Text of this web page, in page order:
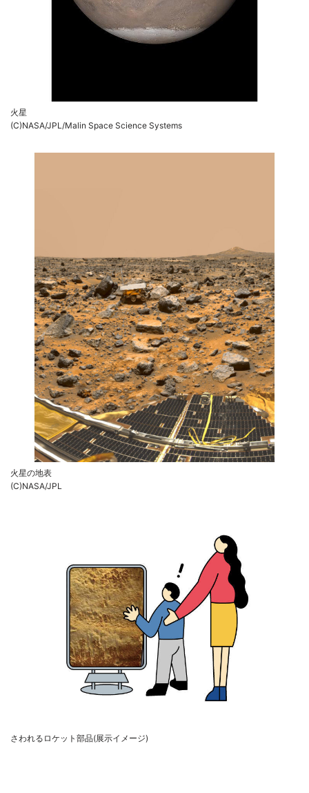
火星
(C)NASA/JPL/Malin Space Science Systems
火星の地表
(C)NASA/JPL
さわれるロケット部品(展示イメージ)